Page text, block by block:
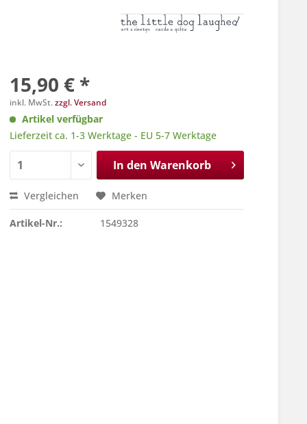
15,90 € *
inkl. MwSt.zzgl. Versand
Artikel verfügbar
Lieferzeit ca. 1-3 Werktage - EU 5-7 Werktage
In den Warenkorb
Vergleichen Merken
Artikel-Nr.: 1549328